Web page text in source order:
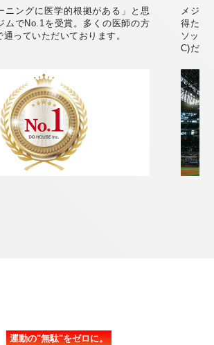
ニングに医学的根拠がある」と思
ムでNo.1を受賞。多くの医師の方
っていただいております。
メジャ
得た知
ソッド
C)だか
運動の"無駄"をゼロに。